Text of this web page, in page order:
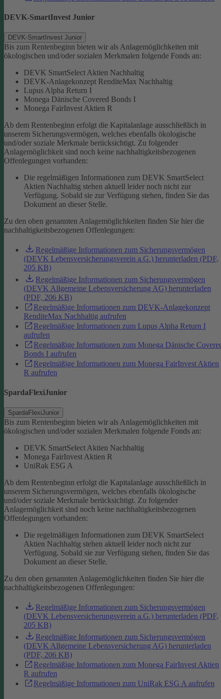
DEVK-SmartInvest Junior
DEVK-SmartInvest Junior
Bis zum Rentenbeginn bieten wir als Anlagemöglichkeiten mit
ökologischen und/oder sozialen Merkmalen folgende Fonds an:
DEVK SmartSelect Aktien Nachhaltig
DEVK-Anlagekonzept RenditeMax Nachhaltig
Lupus Alpha Return I
Monega Dänische Covered Bonds I
Monega FairInvest Aktien R
Ab dem Rentenbeginn erfolgt die Kapitalanlage ausschließlich in
unserem Sicherungsvermögen, welches ebenfalls ökologische
und/oder soziale Merkmale berücksichtigt. Zu folgender
Anlagemöglichkeit sind noch keine nachhaltigkeitsbezogenen
Offenlegungen vorhanden:
Die regelmäßigen Informationen zum DEVK SmartSelect
Aktien Nachhaltig stehen aktuell leider noch nicht zur
Verfügung. Sobald sie zur Verfügung stehen, finden Sie das
Dokument an dieser Stelle.
Zu den oben genannten Anlagemöglichkeiten finden Sie hier die
nachhaltigkeitsbezogenen Offenlegungen:
Regelmäßige Informationen zum Sicherungsvermögen
(DEVK Lebensversicherungsverein a.G.) herunterladen (PDF,
205 KB)
Regelmäßige Informationen zum Sicherungsvermögen
(DEVK Allgemeine Lebensversicherung AG) herunterladen
(PDF, 206 KB)
Regelmäßige Informationen zum DEVK-Anlagekonzept
RenditeMax Nachhaltig aufrufen
Regelmäßige Informationen zum Lupus Alpha Return I
aufrufen
Regelmäßige Informationen zum Monega Dänische
Bonds I aufrufen
Regelmäßige Informationen zum Monega FairInvest Aktien
R aufrufen
SpardaFlexiJunior
SpardaFlexiJunior
Bis zum Rentenbeginn bieten wir als Anlagemöglichkeiten mit
ökologischen und/oder sozialen Merkmalen folgende Fonds an:
DEVK SmartSelect Aktien Nachhaltig
Monega FairInvest Aktien R
UniRak ESG A
Ab dem Rentenbeginn erfolgt die Kapitalanlage ausschließlich in
unserem Sicherungsvermögen, welches ebenfalls ökologische
und/oder soziale Merkmale berücksichtigt. Zu folgender
Anlagemöglichkeit sind noch keine nachhaltigkeitsbezogenen
Offenlegungen vorhanden:
Die regelmäßigen Informationen zum DEVK SmartSelect
Aktien Nachhaltig stehen aktuell leider noch nicht zur
Verfügung. Sobald sie zur Verfügung stehen, finden Sie das
Dokument an dieser Stelle.
Zu den oben genannten Anlagemöglichkeiten finden Sie hier die
nachhaltigkeitsbezogenen Offenlegungen:
Regelmäßige Informationen zum Sicherungsvermögen
(DEVK Lebensversicherungsverein a.G.) herunterladen (PDF,
205 KB)
Regelmäßige Informationen zum Sicherungsvermögen
(DEVK Allgemeine Lebensversicherung AG) herunterladen
(PDF, 206 KB)
Regelmäßige Informationen zum Monega FairInvest Aktien
R aufrufen
Regelmäßige Informationen zum UniRak ESG A aufrufen